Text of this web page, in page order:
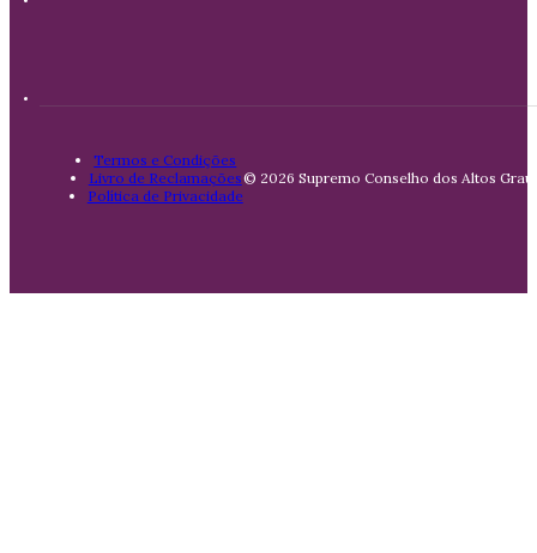
Termos e Condições
Livro de Reclamações
Política de Privacidade
© 2026 Supremo Conselho dos Altos